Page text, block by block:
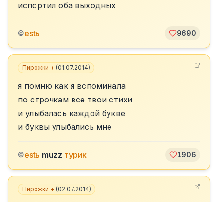
испортил оба выходных
©estь 9690
Пирожки + (01.07.2014)
я помню как я вспоминала
по строчкам все твои стихи
и улыбалась каждой букве
и буквы улыбались мне
©estь muzz турик 1906
Пирожки + (02.07.2014)